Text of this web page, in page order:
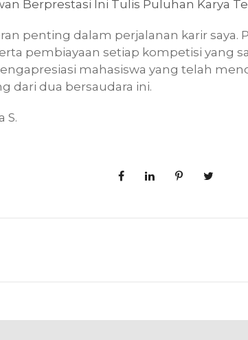
Berprestasi Ini Tulis Puluhan Karya
penting dalam perjalanan karir saya.
pembiayaan setiap kompetisi yang
mahasiswa yang telah
dari dua bersaudara ini.
S.